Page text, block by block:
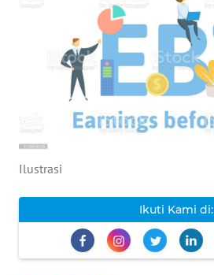
Ilustrasi
Ikuti Kami di:
INFO
IKLAN